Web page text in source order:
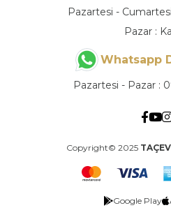
Pazartesi -
Pazar :
Whatsapp
Pazartesi - Pazar :
Copyright© 2025 TAÇEV
Google Play